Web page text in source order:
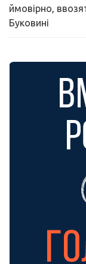
ймовірно,
Буковині